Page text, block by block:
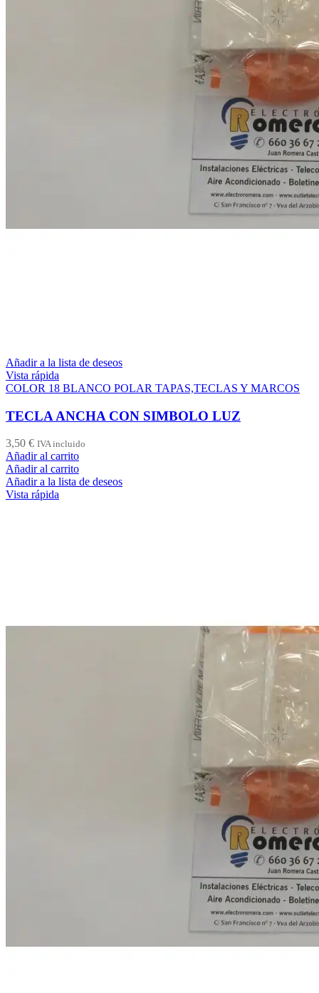
Añadir a la lista de deseos
Vista rápida
COLOR 18 BLANCO POLAR TAPAS,TECLAS Y MARCOS
TECLA ANCHA CON SIMBOLO LUZ
3,50 € IVA incluido
Añadir al carrito
Añadir al carrito
Añadir a la lista de deseos
Vista rápida